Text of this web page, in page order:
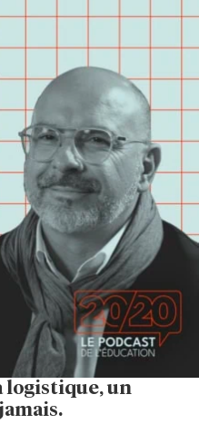
logistique, un